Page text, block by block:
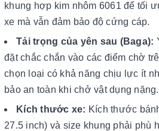
khung hợp kim nhôm 6061 để tối
xe mà vẫn đảm bảo độ cứng cáp.
Tải trọng của yên sau (Baga):
đặt chắc chắn vào các điểm chờ
chọn loại có khả năng chịu lực ít
bảo an toàn khi chở vật dụng nặng.
Kích thước xe: Kích thước
27.5 inch) và size khung phải phù